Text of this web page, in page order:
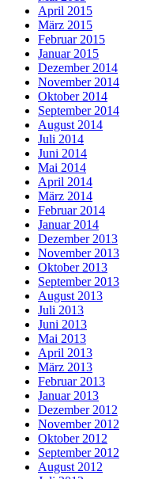
April 2015
März 2015
Februar 2015
Januar 2015
Dezember 2014
November 2014
Oktober 2014
September 2014
August 2014
Juli 2014
Juni 2014
Mai 2014
April 2014
März 2014
Februar 2014
Januar 2014
Dezember 2013
November 2013
Oktober 2013
September 2013
August 2013
Juli 2013
Juni 2013
Mai 2013
April 2013
März 2013
Februar 2013
Januar 2013
Dezember 2012
November 2012
Oktober 2012
September 2012
August 2012